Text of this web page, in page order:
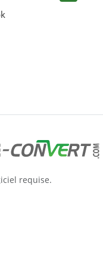
requise.